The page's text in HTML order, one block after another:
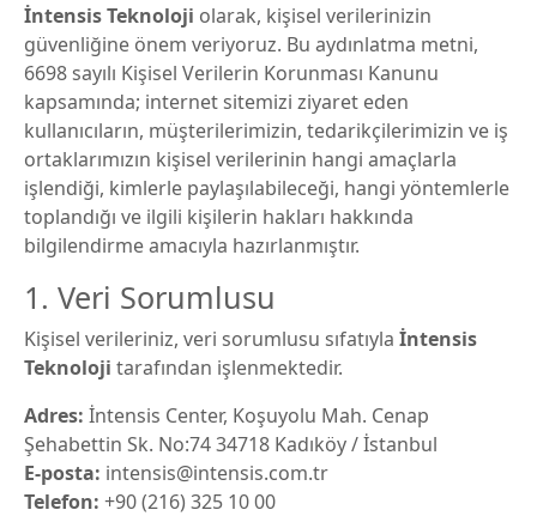
İntensis Teknoloji olarak, kişisel verilerinizin
güvenliğine önem veriyoruz. Bu aydınlatma metni,
6698 sayılı Kişisel Verilerin Korunması Kanunu
kapsamında; internet sitemizi ziyaret eden
kullanıcıların, müşterilerimizin, tedarikçilerimizin ve iş
ortaklarımızın kişisel verilerinin hangi amaçlarla
işlendiği, kimlerle paylaşılabileceği, hangi yöntemlerle
toplandığı ve ilgili kişilerin hakları hakkında
bilgilendirme amacıyla hazırlanmıştır.
1. Veri Sorumlusu
Kişisel verileriniz, veri sorumlusu sıfatıyla İntensis
Teknoloji tarafından işlenmektedir.
Adres: İntensis Center, Koşuyolu Mah. Cenap
Şehabettin Sk. No:74 34718 Kadıköy / İstanbul
E-posta: intensis@intensis.com.tr
Telefon: +90 (216) 325 10 00